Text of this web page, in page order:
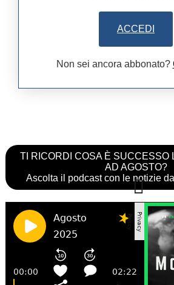
ACCEDI
Non sei ancora abbonato?
TI RICORDI COSA È SUCCESSO
AD AGOSTO?
Ascolta il podcast con le notizie